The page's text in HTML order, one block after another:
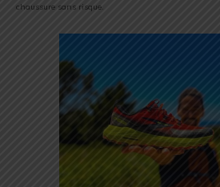
chaussure sans risque.